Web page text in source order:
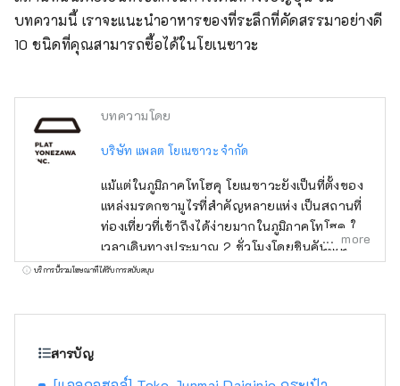
บทความนี้ เราจะแนะนำอาหารของที่ระลึกที่คัดสรรมาอย่างดี
10 ชนิดที่คุณสามารถซื้อได้ในโยเนซาวะ
บทความโดย
บริษัท แพลต โยเนซาวะ จำกัด
แม้แต่ในภูมิภาคโทโฮคุ โยเนซาวะยังเป็นที่ตั้งของ
แหล่งมรดกซามูไรที่สำคัญหลายแห่ง เป็นสถานที่
ท่องเที่ยวที่เข้าถึงได้ง่ายมากในภูมิภาคโทโฮคุ ใช้
เวลาเดินทางประมาณ 2 ชั่วโมงโดยชินคันเซ็น
จากโตเกียว ลองสวมชุดเกราะหรือชุดกิโมโน เข้า
more
บริการนี้รวมโฆษณาที่ได้รับการสนับสนุน
สารบัญ